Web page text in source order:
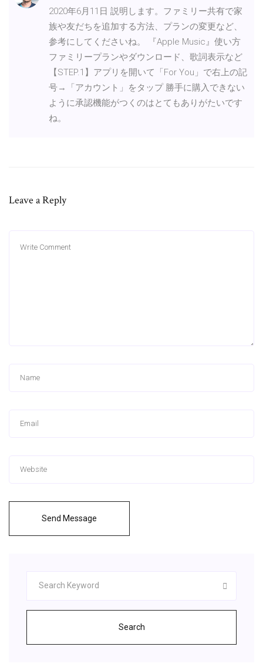
2020年6月11日 説明します。ファミリー共有で家
族や友だちを追加する方法、プランの変更など、
参考にしてくださいね。 『Apple Music』使い方
ファミリープランやダウンロード、歌詞表示など
【STEP.1】アプリを開いて「For You」で右上の記
号→「アカウント」をタップ 勝手に購入できない
ように承認機能がつくのはとてもありがたいです
ね。
Leave a Reply
Send Message
Search